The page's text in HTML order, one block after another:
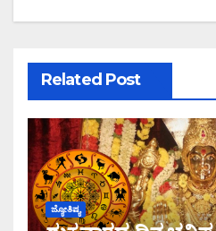
Related Post
ಜ್ಯೋತಿಷ್ಯ